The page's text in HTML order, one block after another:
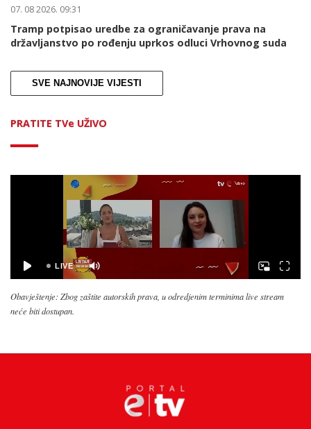
07. 08 2026. 09:31
Tramp potpisao uredbe za ograničavanje prava na
državljanstvo po rođenju uprkos odluci Vrhovnog suda
SVE NAJNOVIJE VIJESTI
PRATITE TVe UŽIVO
Obavještenje: Zbog zaštite autorskih prava, u odredjenim terminima live stream
neće biti dostupan.